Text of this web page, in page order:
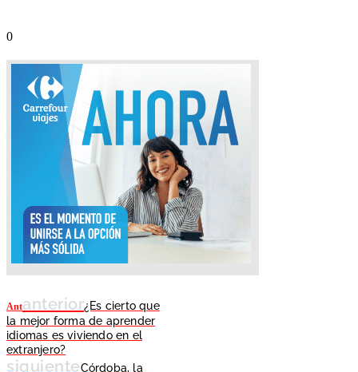
Antanterior¿Es cierto que
la mejor forma de aprender
idiomas es viviendo en el
extranjero?
siguienteCórdoba, la